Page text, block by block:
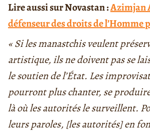
Lire aussi sur Novastan :Azimjan
défenseur des droits de
« Si les manastchis veulent
artistique, ils ne doivent pas se
le soutien de l’État. Les
pourront plus chanter, se
là où les autorités le surveillent.
leurs paroles, [les autorités] en